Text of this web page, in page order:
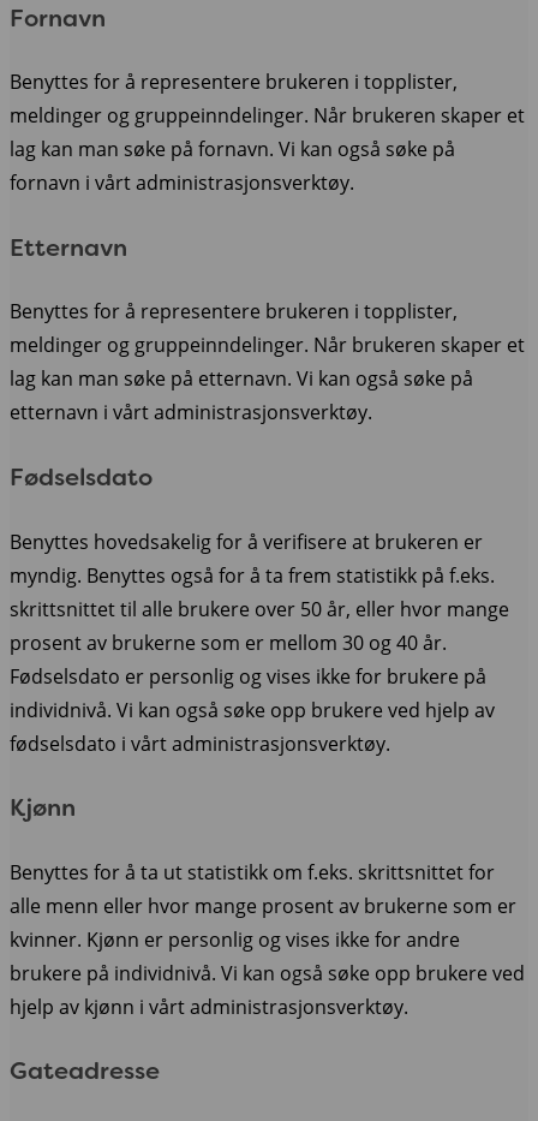
Fornavn
Benyttes for å representere brukeren i topplister,
meldinger og gruppeinndelinger. Når brukeren skaper et
lag kan man søke på fornavn. Vi kan også søke på
fornavn i vårt administrasjonsverktøy.
Etternavn
Benyttes for å representere brukeren i topplister,
meldinger og gruppeinndelinger. Når brukeren skaper et
lag kan man søke på etternavn. Vi kan også søke på
etternavn i vårt administrasjonsverktøy.
Fødselsdato
Benyttes hovedsakelig for å verifisere at brukeren er
myndig. Benyttes også for å ta frem statistikk på f.eks.
skrittsnittet til alle brukere over 50 år, eller hvor mange
prosent av brukerne som er mellom 30 og 40 år.
Fødselsdato er personlig og vises ikke for brukere på
individnivå. Vi kan også søke opp brukere ved hjelp av
fødselsdato i vårt administrasjonsverktøy.
Kjønn
Benyttes for å ta ut statistikk om f.eks. skrittsnittet for
alle menn eller hvor mange prosent av brukerne som er
kvinner. Kjønn er personlig og vises ikke for andre
brukere på individnivå. Vi kan også søke opp brukere ved
hjelp av kjønn i vårt administrasjonsverktøy.
Gateadresse